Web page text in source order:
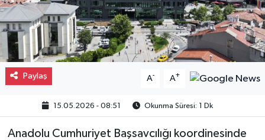
Paylaş A- A+
15.05.2026 - 08:51 Okunma Süresi: 1 Dk
Anadolu Cumhuriyet Başsavcılığı koordinesinde